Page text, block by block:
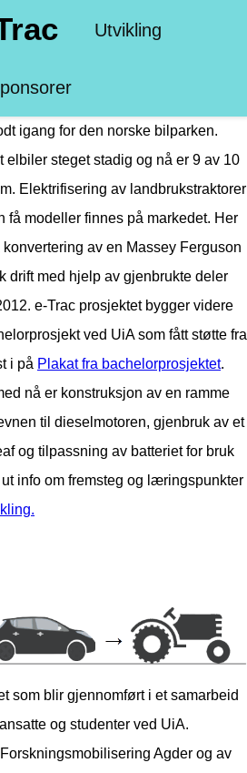
Utvikling
Trac
igang for den norske bilparken.
elbiler steget stadig og nå er 9 av 10
Elektrifisering av landbrukstraktorer
få modeller finnes på markedet. Her
av en Massey Ferguson
drift med hjelp av gjenbrukte deler
e-Trac prosjektet bygger videre
ved UiA som fått støtte fra
i på Plakat fra bachelorprosjektet.
nå er konstruksjon av en ramme
til dieselmotoren, gjenbruk av et
og tilpassning av batteriet for bruk
info om fremsteg og læringspunkter
som blir gjennomført i et samarbeid
og studenter ved UiA.
Agder og av